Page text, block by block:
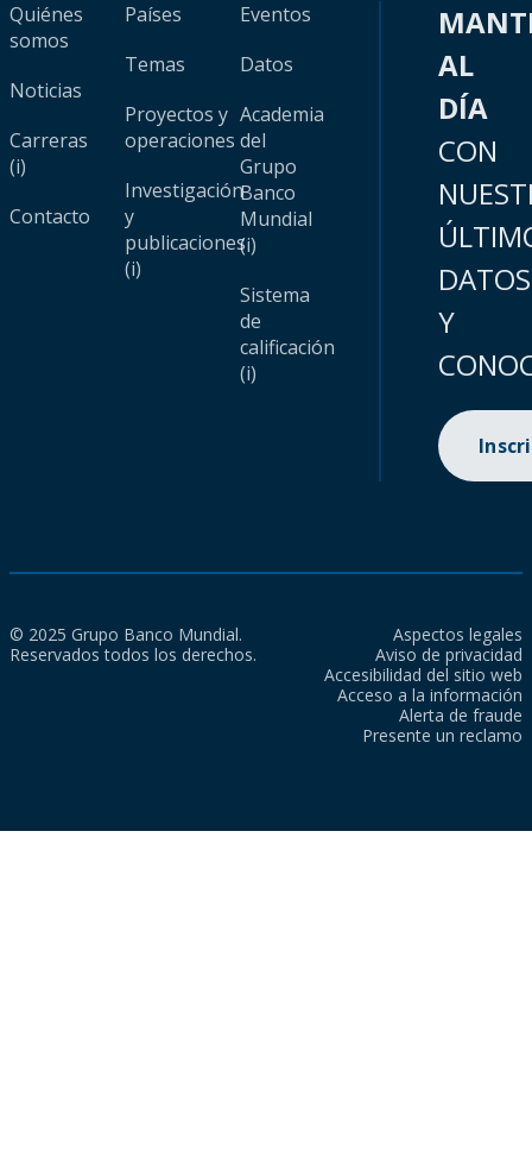
Quiénes
somos
Noticias
Carreras
(i)
Contacto
Países
Temas
Proyectos y
operaciones
Investigación
y
publicaciones
(i)
Eventos
Datos
Academia
del
Grupo
Banco
Mundial
(i)
Sistema
de
calificación
(i)
AL
DÍA
CON
DATOS
Y
© 2025 Grupo Banco Mundial.
Reservados todos los derechos.
Aspectos legales
Aviso de privacidad
Accesibilidad del sitio web
Acceso a la información
Alerta de fraude
Presente un reclamo